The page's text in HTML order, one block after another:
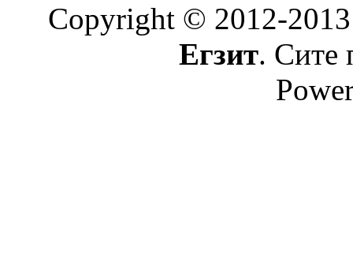
Copyright © 2012-
Егзит. Сите